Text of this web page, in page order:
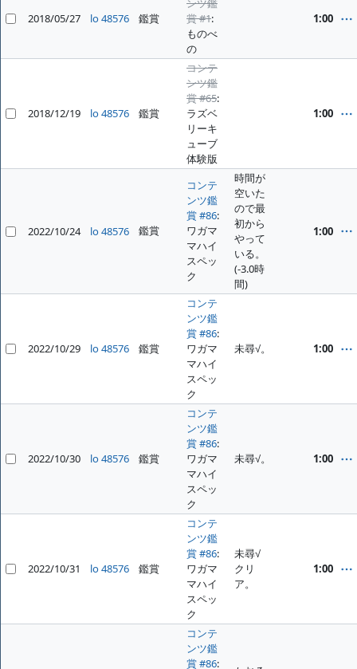
2018/05/27 lo 48576 鑑賞
ンツ鑑
賞 #1:
ものべ
の
1:00
2018/12/19 lo 48576 鑑賞
コンテ
ンツ鑑
賞 #65:
ラズベ
リーキ
ューブ
体験版
1:00
2022/10/24 lo 48576 鑑賞
コンテ
ンツ鑑
賞 #86:
ワガマ
マハイ
スペッ
ク
時間が
空いた
ので最
初から
やって
いる。
(-3.0時
間)
1:00
2022/10/29 lo 48576 鑑賞
コンテ
ンツ鑑
賞 #86:
ワガマ
マハイ
スペッ
ク
未尋√。 1:00
2022/10/30 lo 48576 鑑賞
コンテ
ンツ鑑
賞 #86:
ワガマ
マハイ
スペッ
ク
未尋√。 1:00
2022/10/31 lo 48576 鑑賞
コンテ
ンツ鑑
賞 #86:
ワガマ
マハイ
スペッ
ク
未尋√
クリ
ア。
1:00
コンテ
ンツ鑑
賞 #86: